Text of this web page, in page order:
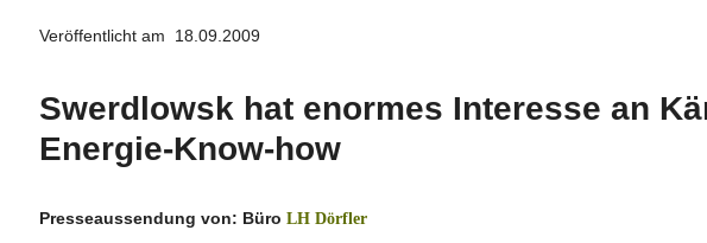
Veröffentlicht am 18.09.2009
Swerdlowsk hat enormes Interesse an
Energie-Know-how
Presseaussendung von: Büro LH Dörfler